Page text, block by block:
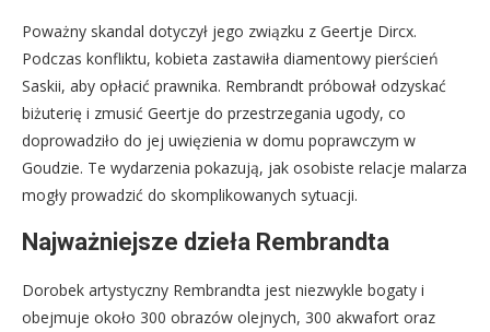
Poważny skandal dotyczył jego związku z Geertje Dircx.
Podczas konfliktu, kobieta zastawiła diamentowy pierścień
Saskii, aby opłacić prawnika. Rembrandt próbował odzyskać
biżuterię i zmusić Geertje do przestrzegania ugody, co
doprowadziło do jej uwięzienia w domu poprawczym w
Goudzie. Te wydarzenia pokazują, jak osobiste relacje malarza
mogły prowadzić do skomplikowanych sytuacji.
Najważniejsze dzieła Rembrandta
Dorobek artystyczny Rembrandta jest niezwykle bogaty i
obejmuje około 300 obrazów olejnych, 300 akwafort oraz